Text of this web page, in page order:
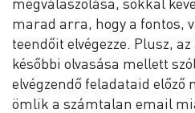
marad arra, hogy a fontos,
teendőit elvégezze. Plusz,
későbbi olvasása mellett
elvégzendő feladataid előző
ömlik a számtalan email